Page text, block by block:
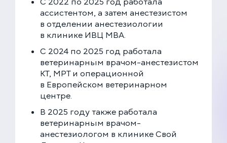
ассистентом, а затем анестезистом
в отделении анестезиологии
в клинике ИВЦ МВА.
С 2024 по 2025 год работала
ветеринарным врачом-анестезистом
КТ, МРТ и операционной
в Европейском ветеринарном
центре.
В 2025 году также работала
ветеринарным врачом-
анестезиологом в клинике Свой
ЗАПИСАТЬСЯ НА ПРИЁМ
Многопрофильная клиника на Большой
Серпуховской
Москва, ул. Большая Серпуховская, 62к2
+7 (499) 288-80-36
Круглосуточно
Скоро открытие!
Многопрофильная клиника на Введенского
Москва, ул. Введенского, 24Б
+7 (499) 288-80-36